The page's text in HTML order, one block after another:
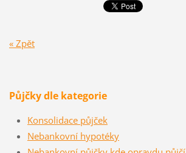
« Zpět
Půjčky dle kategorie
Konsolidace půjček
Nebankovní hypotéky